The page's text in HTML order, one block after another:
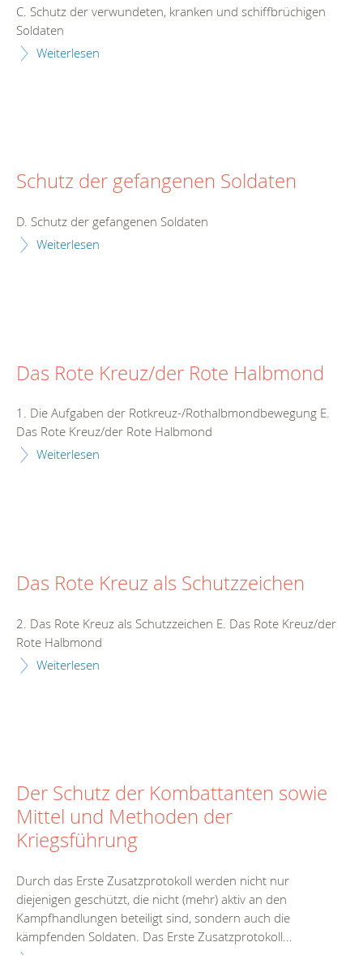
C. Schutz der verwundeten, kranken und schiffbrüchigen
Soldaten
Weiterlesen
Schutz der gefangenen Soldaten
D. Schutz der gefangenen Soldaten
Weiterlesen
Das Rote Kreuz/der Rote Halbmond
1. Die Aufgaben der Rotkreuz-/Rothalbmondbewegung E.
Das Rote Kreuz/der Rote Halbmond
Weiterlesen
Das Rote Kreuz als Schutzzeichen
2. Das Rote Kreuz als Schutzzeichen E. Das Rote Kreuz/der
Rote Halbmond
Weiterlesen
Der Schutz der Kombattanten sowie
Mittel und Methoden der
Kriegsführung
Durch das Erste Zusatzprotokoll werden nicht nur
diejenigen geschützt, die nicht (mehr) aktiv an den
Kampfhandlungen beteiligt sind, sondern auch die
kämpfenden Soldaten. Das Erste Zusatzprotokoll...